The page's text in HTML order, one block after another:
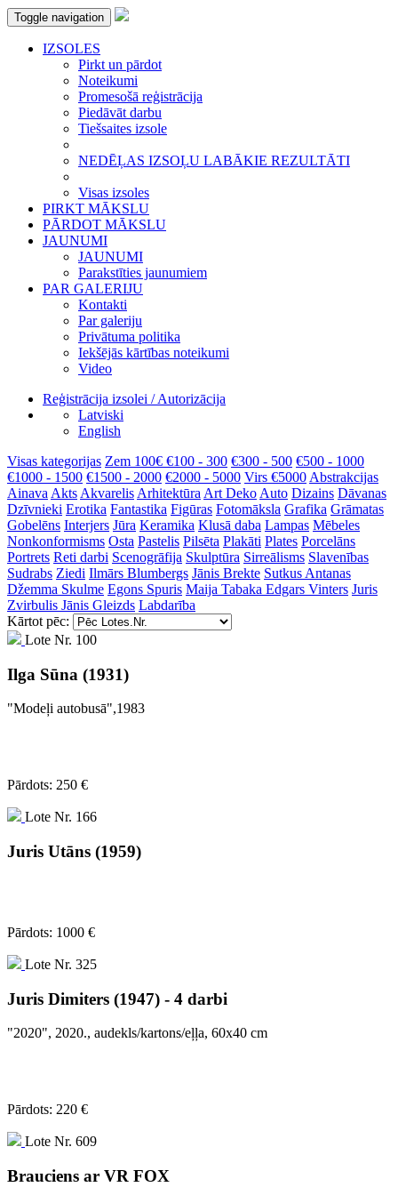
Toggle navigation
IZSOLES
Pirkt un pārdot
Noteikumi
Promesošā reģistrācija
Piedāvāt darbu
Tiešsaites izsole
NEDĒĻAS IZSOĻU LABĀKIE REZULTĀTI
Visas izsoles
PIRKT MĀKSLU
PĀRDOT MĀKSLU
JAUNUMI
JAUNUMI
Parakstīties jaunumiem
PAR GALERIJU
Kontakti
Par galeriju
Privātuma politika
Iekšējās kārtības noteikumi
Video
Reģistrācija izsolei / Autorizācija
Latviski
English
Visas kategorijas Zem 100€ €100 - 300 €300 - 500 €500 - 1000
€1000 - 1500 €1500 - 2000 €2000 - 5000 Virs €5000 Abstrakcijas
Ainava Akts Akvarelis Arhitektūra Art Deko Auto Dizains Dāvanas
Dzīvnieki Erotika Fantastika Figūras Fotomāksla Grafika Grāmatas
Gobelēns Interjers Jūra Keramika Klusā daba Lampas Mēbeles
Nonkonformisms Osta Pastelis Pilsēta Plakāti Plates Porcelāns
Portrets Reti darbi Scenogrāfija Skulptūra Sirreālisms Slavenības
Sudrabs Ziedi Ilmārs Blumbergs Jānis Brekte Sutkus Antanas
Džemma Skulme Egons Spuris Maija Tabaka Edgars Vinters Juris
Zvirbulis Jānis Gleizds Labdarība
Kārtot pēc:
Lote Nr. 100
Ilga Sūna (1931)
"Modeļi autobusā",1983
Pārdots: 250 €
Lote Nr. 166
Juris Utāns (1959)
Pārdots: 1000 €
Lote Nr. 325
Juris Dimiters (1947) - 4 darbi
"2020", 2020., audekls/kartons/eļļa, 60x40 cm
Pārdots: 220 €
Lote Nr. 609
Brauciens ar VR FOX